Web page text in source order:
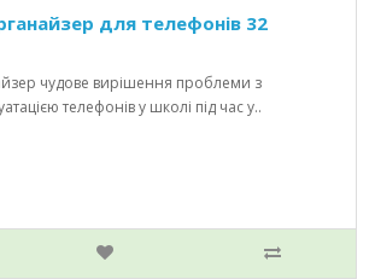
для телефонів 32
чудове вирішення проблеми з
телефонів у школі під час у..